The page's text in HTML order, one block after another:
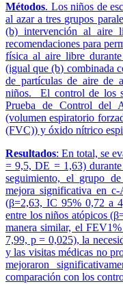
Métodos. Los niños de
al azar a tres grupos
(b) intervención al aire
recomendaciones para
física al aire libre
(igual que (b) combinada
de partículas de aire de
niños. El control de los
Prueba de Control del
(volumen espiratorio
(FVC)) y óxido nítrico
Resultados: En total, se
= 9,5, DE = 1,63) durante
seguimiento, el grupo
mejora significativa en
(β=2,63, IC 95% 0,72 a
entre los niños atópicos
manera similar, el
7,99, p = 0,025), la
y las visitas médicas no
mejoraron
comparación con los